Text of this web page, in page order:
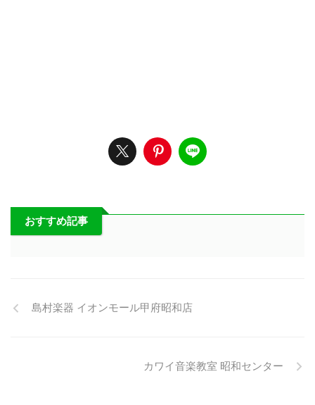
おすすめ記事
島村楽器 イオンモール甲府昭和店
カワイ音楽教室 昭和センター